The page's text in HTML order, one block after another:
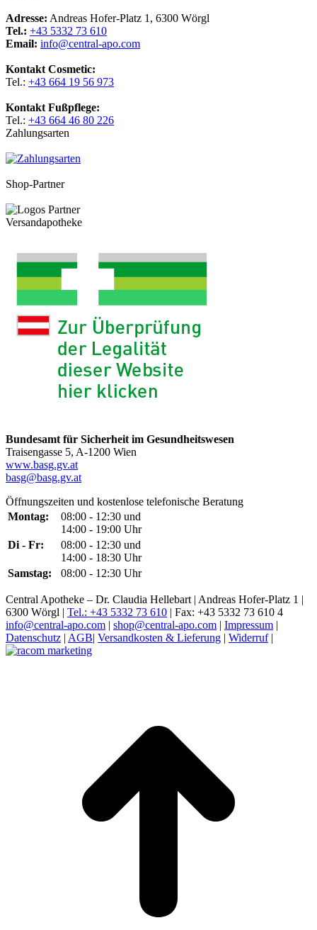
Adresse: Andreas Hofer-Platz 1, 6300 Wörgl
Tel.: +43 5332 73 610
Email: info@central-apo.com
Kontakt Cosmetic:
Tel.: +43 664 19 56 973
Kontakt Fußpflege:
Tel.: +43 664 46 80 226
Zahlungsarten
Shop-Partner
Versandapotheke
Bundesamt für Sicherheit im Gesundheitswesen
Traisengasse 5, A-1200 Wien
www.basg.gv.at
basg@basg.gv.at
Öffnungszeiten und kostenlose telefonische Beratung
Montag:
08:00 - 12:30 und
14:00 - 19:00 Uhr
Di - Fr:
08:00 - 12:30 und
14:00 - 18:30 Uhr
Samstag:
08:00 - 12:30 Uhr
Central Apotheke – Dr. Claudia Hellebart | Andreas Hofer-Platz 1 |
6300 Wörgl | Tel.: +43 5332 73 610 | Fax: +43 5332 73 610 4
info@central-apo.com
shop@central-apo.com Impressum
Datenschutz AGB Versandkosten & Lieferung Widerruf|